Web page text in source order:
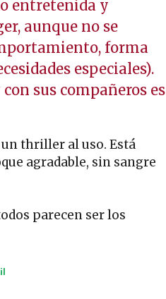
entretenida y
aunque no se
forma
especiales).
sus compañeros es
thriller al uso. Está
agradable, sin sangre
parecen ser los